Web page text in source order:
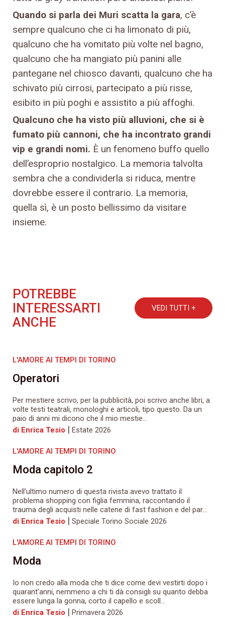
Quando si parla dei Muri scatta la gara, c’è
sempre qualcuno che ci ha limonato di più,
qualcuno che ha vomitato più volte nel bagno,
qualcuno che ha mangiato più panini alle
pantegane nel chiosco davanti, qualcuno che ha
schivato più cirrosi, partecipato a più risse,
esibito in più poghi e assistito a più affoghi.
Qualcuno che ha visto più alluvioni, che si è
fumato più cannoni, che ha incontrato grandi
vip e grandi nomi. È un fenomeno buffo quello
dell’esproprio nostalgico. La memoria talvolta
sembra che a condividerla si riduca, mentre
dovrebbe essere il contrario. La memoria,
quella sì, è un posto bellissimo da visitare
insieme.
POTREBBE
INTERESSARTI
ANCHE
VEDI TUTTI +
L'AMORE AI TEMPI DI TORINO
Operatori
Per mestiere scrivo, per la pubblicità, poi scrivo anche libri, a
volte testi teatrali, monologhi e articoli, tipo questo. Da un
paio di anni mi dicono che il mio mestie...
di Enrica Tesio | Estate 2026
L'AMORE AI TEMPI DI TORINO
Moda capitolo 2
Nell’ultimo numero di questa rivista avevo trattato il
problema shopping con figlia femmina, raccontando il
trauma degli acquisti nelle catene di fast fashion e del par...
di Enrica Tesio | Speciale Torino Sociale 2026
L'AMORE AI TEMPI DI TORINO
Moda
Io non credo alla moda che ti dice come devi vestirti dopo i
quarant’anni, nemmeno a chi ti dà consigli su quanto debba
essere lunga la gonna, corto il capello e scoll...
di Enrica Tesio | Primavera 2026